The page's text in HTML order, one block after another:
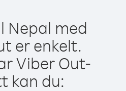
Nepal med
er enkelt.
Viber Out-
kan du: